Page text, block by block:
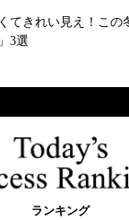
てきれい見え！この
3選
ランキング